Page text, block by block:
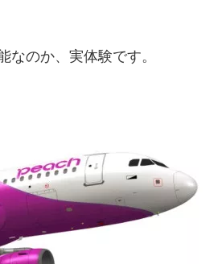
のか、実体験です。